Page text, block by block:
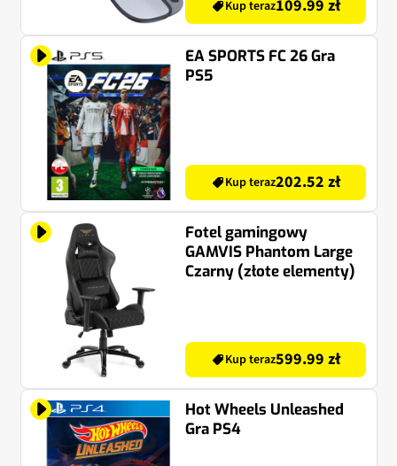
Kup teraz109.99 zł
EA SPORTS FC 26 Gra
PS5
Kup teraz202.52 zł
Fotel gamingowy
GAMVIS Phantom Large
Czarny (złote elementy)
Kup teraz599.99 zł
Hot Wheels Unleashed
Gra PS4